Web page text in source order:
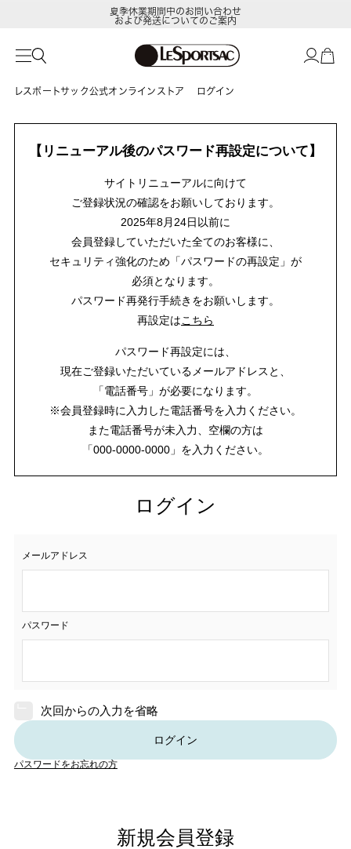
夏季休業期間中のお問い合わせ
および発送についてのご案内
レスポートサック公式オンラインストア ログイン
【リニューアル後のパスワード再設定について】
サイトリニューアルに向けて
ご登録状況の確認をお願いしております。
2025年8月24日以前に
会員登録していただいた全てのお客様に、
セキュリティ強化のため「パスワードの再設定」が
必須となります。
パスワード再発行手続きをお願いします。
再設定はこちら
パスワード再設定には、
現在ご登録いただいているメールアドレスと、
「電話番号」が必要になります。
※会員登録時に入力した電話番号を入力ください。
また電話番号が未入力、空欄の方は
「000-0000-0000」を入力ください。
ログイン
メールアドレス
パスワード
次回からの入力を省略
ログイン
パスワードをお忘れの方
新規会員登録